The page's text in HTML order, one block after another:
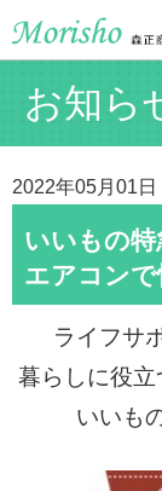
お知ら
2022年05月01日
いいもの
エアコンで
ライフサ
暮らしに役
いいも